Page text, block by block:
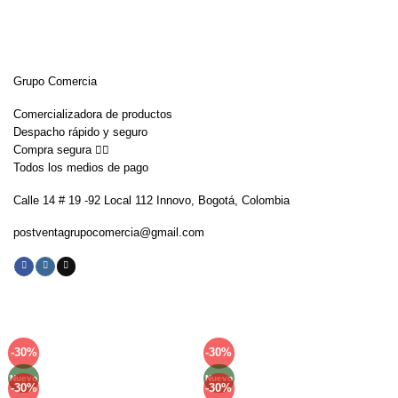
Grupo Comercia
Comercializadora de productos
Despacho rápido y seguro
Compra segura 👇🏼
Todos los medios de pago
Calle 14 # 19 -92 Local 112 Innovo, Bogotá, Colombia
postventagrupocomercia@gmail.com
-30%
Nuevo
-30%
Nuevo
-30% -30%